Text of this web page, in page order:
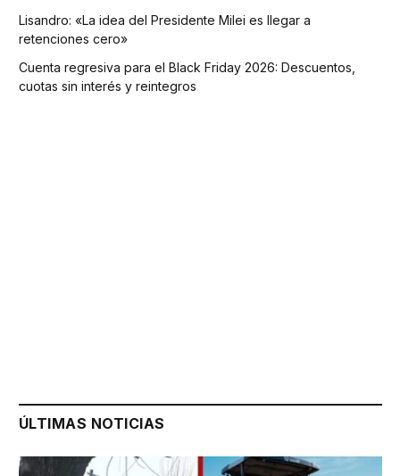
Lisandro: «La idea del Presidente Milei es llegar a
retenciones cero»
Cuenta regresiva para el Black Friday 2026: Descuentos,
cuotas sin interés y reintegros
ÚLTIMAS NOTICIAS